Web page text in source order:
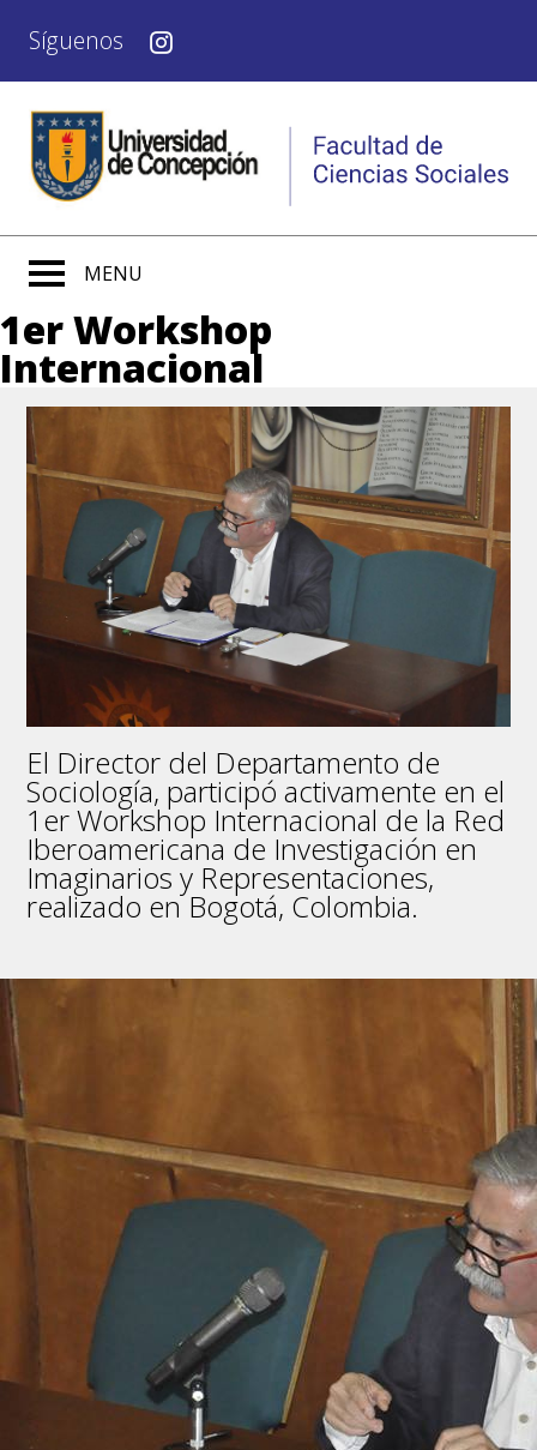
Síguenos
MENU
1er Workshop
Internacional
El Director del Departamento de
Sociología, participó activamente en el
1er Workshop Internacional de la Red
Iberoamericana de Investigación en
Imaginarios y Representaciones,
realizado en Bogotá, Colombia.